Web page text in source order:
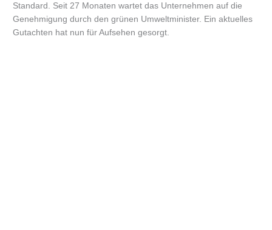
Standard. Seit 27 Monaten wartet das Unternehmen auf die
Genehmigung durch den grünen Umweltminister. Ein aktuelles
Gutachten hat nun für Aufsehen gesorgt.